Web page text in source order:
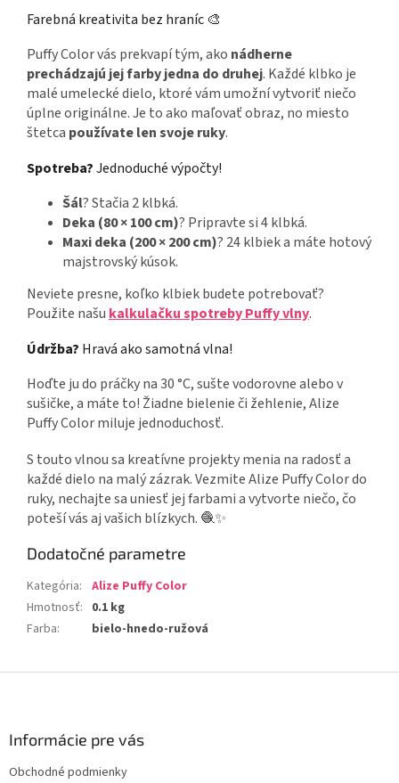
Farebná kreativita bez hraníc 🎨
Puffy Color vás prekvapí tým, ako nádherne
prechádzajú jej farby jedna do druhej. Každé klbko je
malé umelecké dielo, ktoré vám umožní vytvoriť niečo
úplne originálne. Je to ako maľovať obraz, no miesto
štetca používate len svoje ruky.
Spotreba?Jednoduché výpočty!
Šál? Stačia 2 klbká.
Deka (80 × 100 cm)? Pripravte si 4 klbká.
Maxi deka (200 × 200 cm)? 24 klbiek a máte hotový
majstrovský kúsok.
Neviete presne, koľko klbiek budete potrebovať?
Použite našu kalkulačku spotreby Puffy vlny.
Údržba? Hravá ako samotná vlna!
Hoďte ju do práčky na 30 °C, sušte vodorovne alebo v
sušičke, a máte to! Žiadne bielenie či žehlenie, Alize
Puffy Color miluje jednoduchosť.
S touto vlnou sa kreatívne projekty menia na radosť a
každé dielo na malý zázrak. Vezmite Alize Puffy Color do
ruky, nechajte sa uniesť jej farbami a vytvorte niečo, čo
poteší vás aj vašich blízkych. 🧶✨
Dodatočné parametre
Kategória: Alize Puffy Color
Hmotnosť: 0.1 kg
Farba: bielo-hnedo-ružová
Informácie pre vás
Obchodné podmienky